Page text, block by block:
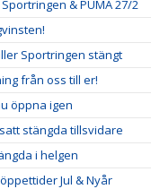
& PUMA 27/2
Sportringen stängt
från oss till er!
öppna igen
stängda tillsvidare
i helgen
Jul & Nyår